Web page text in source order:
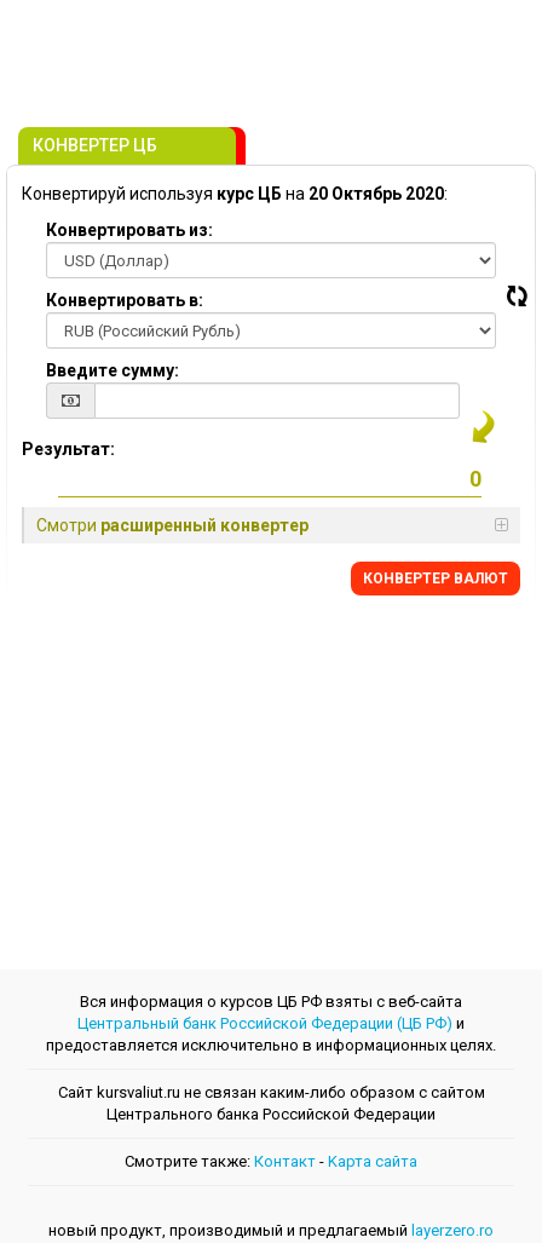
КОНВЕРТЕР ЦБ
Конвертируй используя курс ЦБ на 20 Октябрь 2020:
Конвертировать из:
Конвертировать в:
Введите сумму:
Результат:
Смотри расширенный конвертер
КОНВЕРТЕР ВАЛЮТ
Вся информация о курсов ЦБ РФ взяты с веб-сайта
Центральный банк Российской Федерации (ЦБ РФ) и
предоставляется исключительно в информационных целях.
Сайт kursvaliut.ru не связан каким-либо образом с сайтом
Центрального банкa Российской Федерации
Смотрите также: Контакт - Kарта сайта
новый продукт, производимый и предлагаемый layerzero.ro